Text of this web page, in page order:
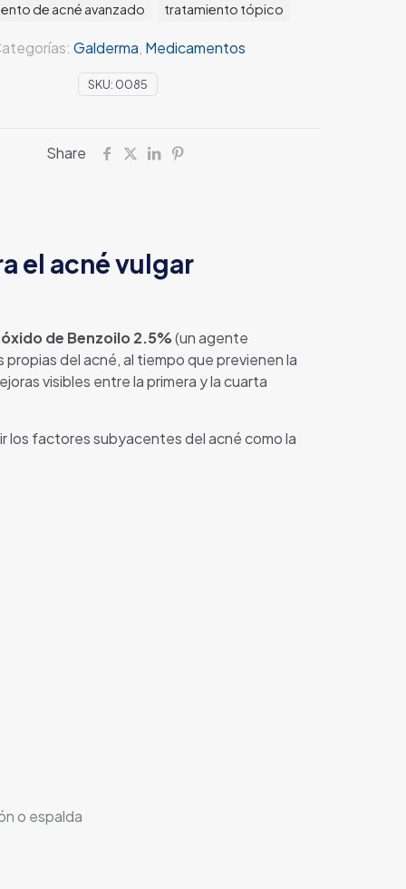
SKU: 0085
Galderma Medicamentos
de acné avanzado
tratamiento tópico
Share
el acné vulgar
de Benzoilo 2.5%(un agente
del acné, al tiempo que previenen la
visibles entre la primera y la cuarta
los factores subyacentes del acné como la
o espalda